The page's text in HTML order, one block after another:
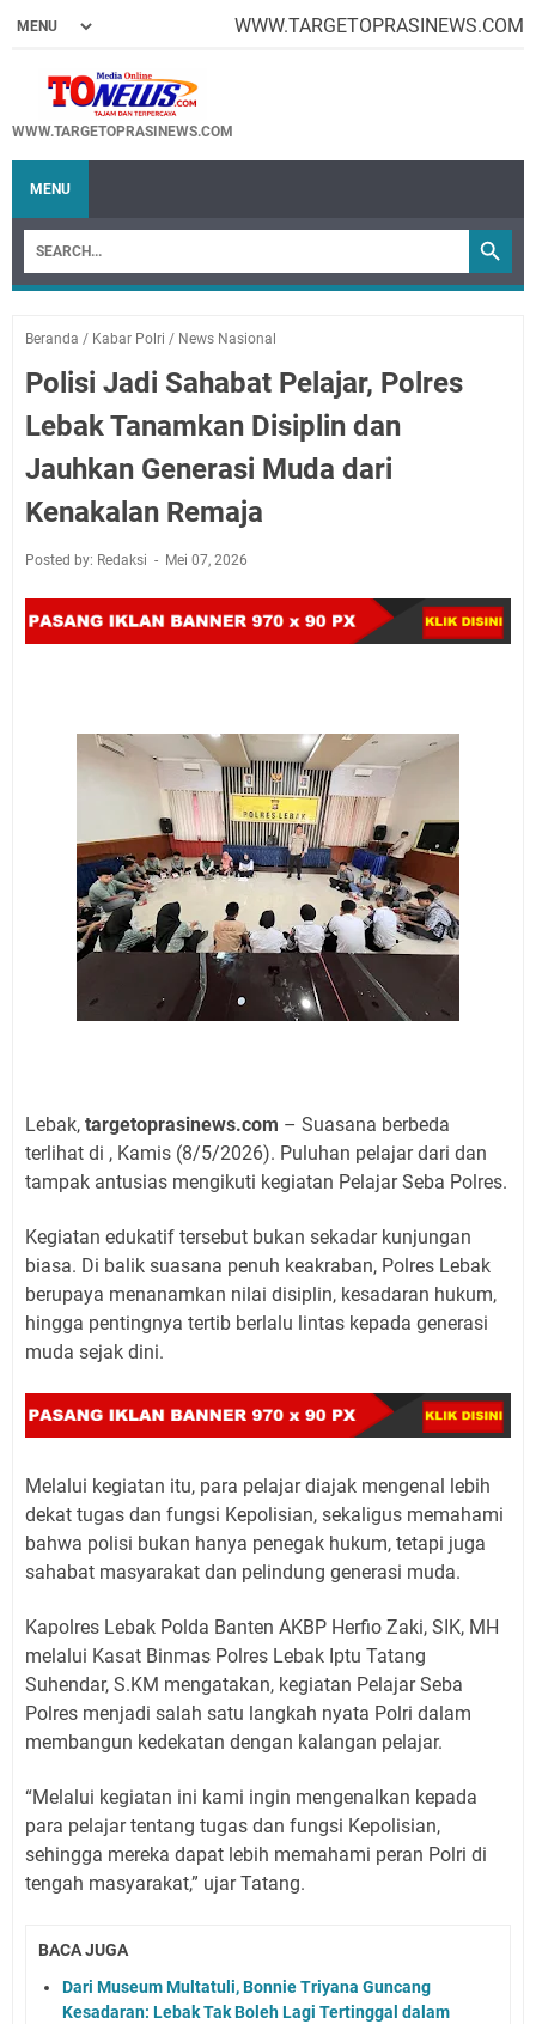
WWW.TARGETOPRASINEWS.COM
WWW.TARGETOPRASINEWS.COM
MENU
Beranda / Kabar Polri / News Nasional
Polisi Jadi Sahabat Pelajar, Polres
Lebak Tanamkan Disiplin dan
Jauhkan Generasi Muda dari
Kenakalan Remaja
Posted by: Redaksi Mei 07, 2026
Lebak, targetoprasinews.com – Suasana berbeda
terlihat di , Kamis (8/5/2026). Puluhan pelajar dari dan
tampak antusias mengikuti kegiatan Pelajar Seba Polres.
Kegiatan edukatif tersebut bukan sekadar kunjungan
biasa. Di balik suasana penuh keakraban, Polres Lebak
berupaya menanamkan nilai disiplin, kesadaran hukum,
hingga pentingnya tertib berlalu lintas kepada generasi
muda sejak dini.
Melalui kegiatan itu, para pelajar diajak mengenal lebih
dekat tugas dan fungsi Kepolisian, sekaligus memahami
bahwa polisi bukan hanya penegak hukum, tetapi juga
sahabat masyarakat dan pelindung generasi muda.
Kapolres Lebak Polda Banten AKBP Herfio Zaki, SIK, MH
melalui Kasat Binmas Polres Lebak Iptu Tatang
Suhendar, S.KM mengatakan, kegiatan Pelajar Seba
Polres menjadi salah satu langkah nyata Polri dalam
membangun kedekatan dengan kalangan pelajar.
“Melalui kegiatan ini kami ingin mengenalkan kepada
para pelajar tentang tugas dan fungsi Kepolisian,
sehingga mereka dapat lebih memahami peran Polri di
tengah masyarakat,” ujar Tatang.
BACA JUGA
Dari Museum Multatuli, Bonnie Triyana Guncang
Kesadaran: Lebak Tak Boleh Lagi Tertinggal dalam